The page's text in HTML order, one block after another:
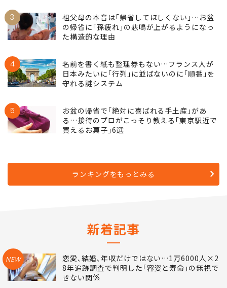
3
祖父母の本音は｢帰省してほしくない｣…お盆
の帰省に｢孫疲れ｣の悲鳴が上がるようになっ
た構造的な理由
4
名前を書く紙も整理券もない…フランス人が
日本みたいに｢行列｣に並ばないのに｢順番｣を
守れる謎システム
5
お盆の帰省で｢絶対に喜ばれる手土産｣があ
る…接待のプロがこっそり教える｢東京駅近で
買えるお菓子｣6選
ランキングをもっとみる
新着記事
NEW
恋愛､結婚､年収だけではない…1万6000人×2
8年追跡調査で判明した｢容姿と寿命｣の無視で
きない関係